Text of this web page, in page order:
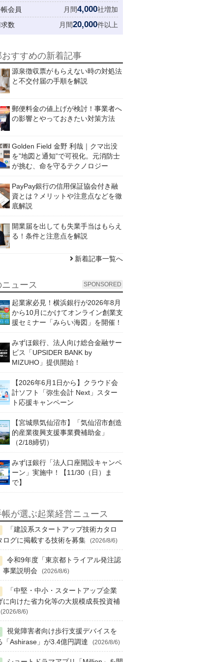
会員
月間4,000社増加
数
月間20,000件以上
すすめの新着記事
源泉徴収票がもらえない時の対処法
と不交付届の手順を解説
郵便料金の値上げが検討！事業者へ
の影響とやっておきたい対策方法
Golden Field 金野 利哉｜クマ出没
を”地図と通知”で可視化。元消防士
が挑む、命を守るテクノロジー
PayPay銀行の信用保証協会付き融
資とは？メリットや注意点などを徹
底解説
開業届を出しても失業手当はもらえ
る！条件と注意点を解説
新着記事一覧へ
ュース SPONSORED
起業家必見！横浜銀行が2026年8月
から10月にかけてオンライン創業支
援セミナー「みらい海図」を開催！
みずほ銀行、法人向け総合金融サー
ビス「UPSIDER BANK by
MIZUHO」提供開始！
【2026年6月1日から】クラウド会
計ソフト「弥生会計 Next」スター
ト応援キャンペーン
【宮城県気仙沼市】「気仙沼市創造
的産業復興支援事業費補助金」
（2/18締切）
みずほ銀行「法人口座開設キャンペ
ーン」実施中！【11/30（日）ま
で】
が選ぶ起業経営ニュース
「建設系スタートアップ技術カタロ
ログに掲載する技術を募集
(2026/8/6)
令和9年度「東京都トライアル発注認
事業説明会
(2026/8/6)
「中堅・中小・スタートアップ企業
に向けた省力化等の大規模成長投資補
(2026/8/6)
視覚障害者向け歩行支援デバイスを
「Ashirase」が3.4億円調達
(2026/8/6)